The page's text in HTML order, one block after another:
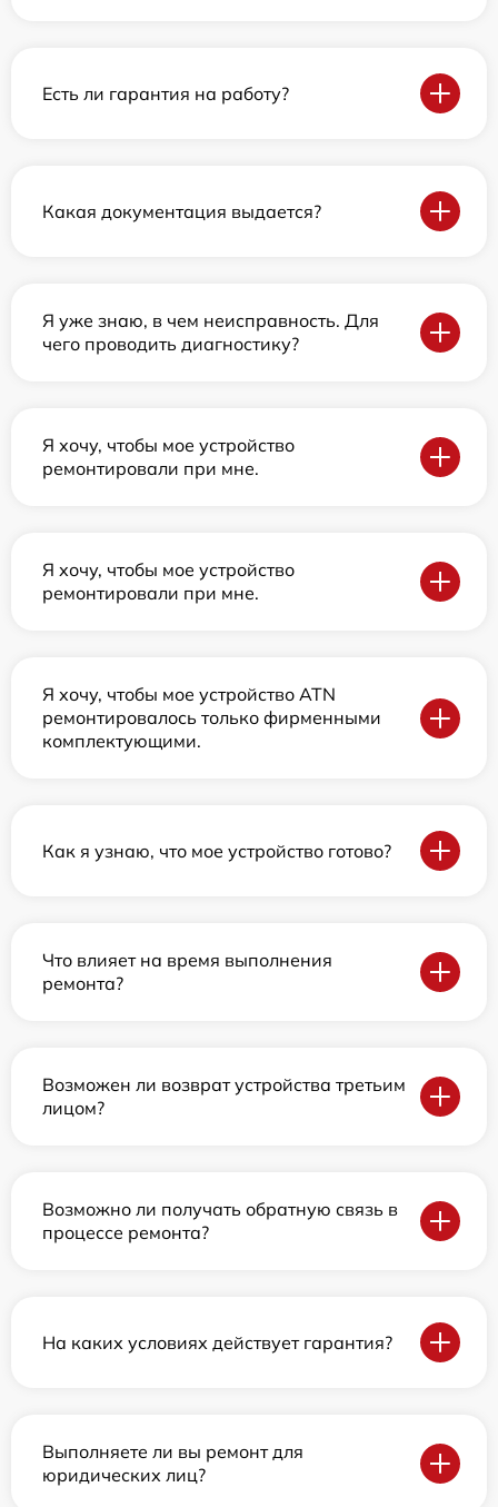
Есть ли гарантия на работу?
Какая документация выдается?
Я уже знаю, в чем неисправность. Для
чего проводить диагностику?
Я хочу, чтобы мое устройство
ремонтировали при мне.
Я хочу, чтобы мое устройство
ремонтировали при мне.
Я хочу, чтобы мое устройство ATN
ремонтировалось только фирменными
комплектующими.
Как я узнаю, что мое устройство готово?
Что влияет на время выполнения
ремонта?
Возможен ли возврат устройства третьим
лицом?
Возможно ли получать обратную связь в
процессе ремонта?
На каких условиях действует гарантия?
Выполняете ли вы ремонт для
юридических лиц?